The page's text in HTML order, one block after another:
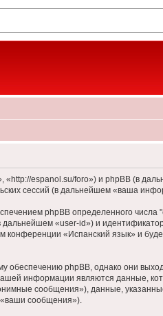
espanol.su/foro») и phpBB (в
сессий (в дальнейшем «ваша
phpBB определенного числа
«user-id») и
«Испанский язык» и
phpBB, однако они
информации являются данные,
сообщения»), данные,
сообщения»).